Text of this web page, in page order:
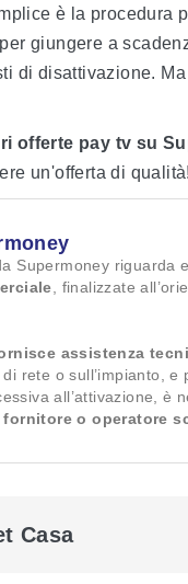
è la procedura
giungere a
di disattivazione.
offerte pay tv su
un'offerta di qualità!
Supermoney riguarda
, finalizzate
assistenza
rete o sull’impianto,
all’attivazione, è
o operatore
Casa